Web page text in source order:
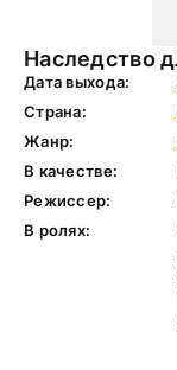
Дата выхода:
Страна:
Жанр:
В качестве:
Режиссер:
В ролях: